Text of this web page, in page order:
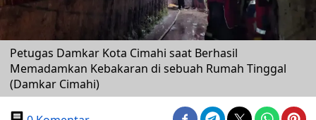
Petugas Damkar Kota Cimahi saat Berhasil
Memadamkan Kebakaran di sebuah Rumah Tinggal
(Damkar Cimahi)